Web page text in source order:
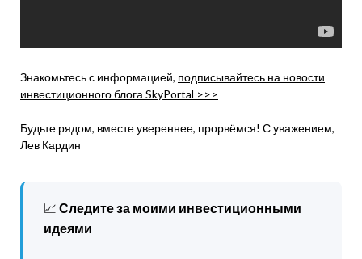
Знакомьтесь с информацией, подписывайтесь на новости
инвестиционного блога SkyPortal >>>
Будьте рядом, вместе увереннее, прорвёмся! С уважением,
Лев Кардин
📈 Следите за моими инвестиционными
идеями